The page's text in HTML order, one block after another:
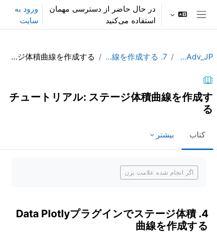
پرش به محتوای اصلیدر حال حاضر از دسترسی مهمان
استفاده می‌کنید
ورود به
سایت
QGISHydAdv_JP
7. ステージ体積曲線を作成する
チュートリアル: ステージ体積曲線を作成する
チュートリアル: ステージ体積曲線を作成す
る
کتاب بیشتر
اگر انجام شده علامت بزن
4. Data Plotlyプラグインでステージ体積
曲線を作成する